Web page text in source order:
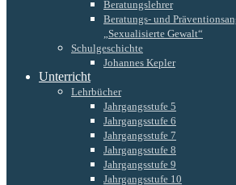
Beratungslehrer
Beratungs- und
„Sexualisierte Gewalt“
Schulgeschichte
Johannes Kepler
Unterricht
Lehrbücher
Jahrgangsstufe 5
Jahrgangsstufe 6
Jahrgangsstufe 7
Jahrgangsstufe 8
Jahrgangsstufe 9
Jahrgangsstufe 10